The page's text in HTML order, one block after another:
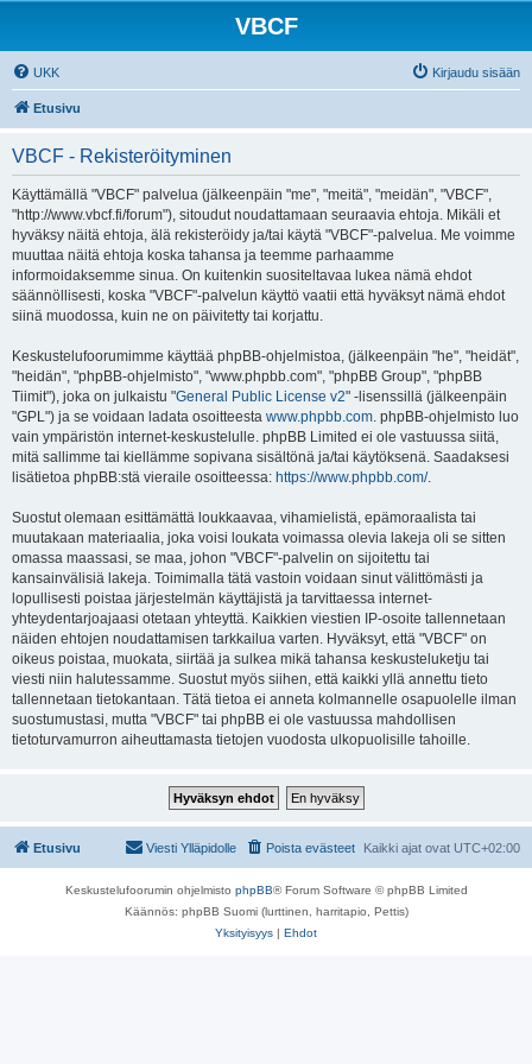
VBCF
UKK Kirjaudu sisään
Etusivu
VBCF - Rekisteröityminen
Käyttämällä "VBCF" palvelua (jälkeenpäin "me", "meitä", "meidän", "VBCF",
"http://www.vbcf.fi/forum"), sitoudut noudattamaan seuraavia ehtoja. Mikäli et
hyväksy näitä ehtoja, älä rekisteröidy ja/tai käytä "VBCF"-palvelua. Me voimme
muuttaa näitä ehtoja koska tahansa ja teemme parhaamme
informoidaksemme sinua. On kuitenkin suositeltavaa lukea nämä ehdot
säännöllisesti, koska "VBCF"-palvelun käyttö vaatii että hyväksyt nämä ehdot
siinä muodossa, kuin ne on päivitetty tai korjattu.
Keskustelufoorumimme käyttää phpBB-ohjelmistoa, (jälkeenpäin "he", "heidät",
"heidän", "phpBB-ohjelmisto", "www.phpbb.com", "phpBB Group", "phpBB
Tiimit"), joka on julkaistu "General Public License v2" -lisenssillä (jälkeenpäin
"GPL") ja se voidaan ladata osoitteesta www.phpbb.com. phpBB-ohjelmisto luo
vain ympäristön internet-keskustelulle. phpBB Limited ei ole vastuussa siitä,
mitä sallimme tai kiellämme sopivana sisältönä ja/tai käytöksenä. Saadaksesi
lisätietoa phpBB:stä vieraile osoitteessa: https://www.phpbb.com/.
Suostut olemaan esittämättä loukkaavaa, vihamielistä, epämoraalista tai
muutakaan materiaalia, joka voisi loukata voimassa olevia lakeja oli se sitten
omassa maassasi, se maa, johon "VBCF"-palvelin on sijoitettu tai
kansainvälisiä lakeja. Toimimalla tätä vastoin voidaan sinut välittömästi ja
lopullisesti poistaa järjestelmän käyttäjistä ja tarvittaessa internet-
yhteydentarjoajaasi otetaan yhteyttä. Kaikkien viestien IP-osoite tallennetaan
näiden ehtojen noudattamisen tarkkailua varten. Hyväksyt, että "VBCF" on
oikeus poistaa, muokata, siirtää ja sulkea mikä tahansa keskusteluketju tai
viesti niin halutessamme. Suostut myös siihen, että kaikki yllä annettu tieto
tallennetaan tietokantaan. Tätä tietoa ei anneta kolmannelle osapuolelle ilman
suostumustasi, mutta "VBCF" tai phpBB ei ole vastuussa mahdollisen
tietoturvamurron aiheuttamasta tietojen vuodosta ulkopuolisille tahoille.
Etusivu Kaikki ajat ovat UTC+02:00
Poista evästeet
Viesti Ylläpidolle
Keskustelufoorumin ohjelmisto phpBB® Forum Software © phpBB Limited
Käännös: phpBB Suomi (lurttinen, harritapio, Pettis)
Yksityisyys | Ehdot